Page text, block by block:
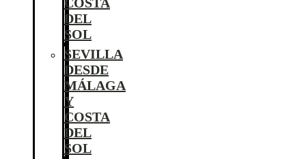
DEL
SOL
SEVILLA
DESDE
MÁLAGA
Y
COSTA
DEL
SOL